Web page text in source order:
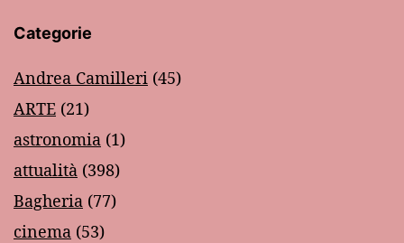
Categorie
Andrea Camilleri (45)
ARTE (21)
astronomia (1)
attualità (398)
Bagheria (77)
cinema (53)